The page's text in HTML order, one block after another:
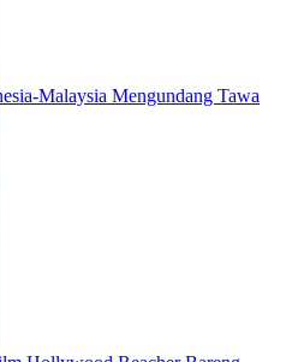
Malaysia Mengundang Tawa